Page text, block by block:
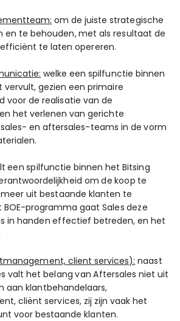
: om de juiste strategische
en te behouden, met als resultaat de
te laten opereren.
: welke een spilfunctie binnen
vervult, gezien een primaire
voor de realisatie van de
het verlenen van gerichte
en aftersales-teams in de vorm
een spilfunctie binnen het Bitsing
om de koop te
uit bestaande klanten te
BOE-programma gaat Sales deze
in handen effectief betreden, en het
client services): naast
valt het belang van Aftersales niet uit
aan klantbehandelaars,
cliënt services, zij zijn vaak het
voor bestaande klanten.